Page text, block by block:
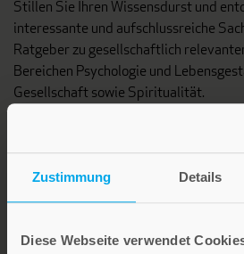
Zustimmung Details
Diese Webseite verwendet
Stillen Sie Ihren Wissensdurst und
interessante und aufschlussreiche
Ratgeber zu gesellschaftlich
Bereichen Psychologie und
Gesellschaft sowie Spiritualität.